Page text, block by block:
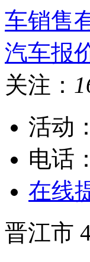
关注：
活动：
电话：
在线
晋江市